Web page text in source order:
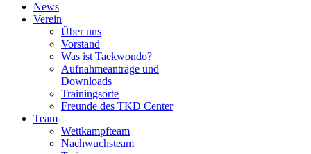
News
Verein
Über uns
Vorstand
Was ist Taekwondo?
Aufnahmeanträge und
Downloads
Trainingsorte
Freunde des TKD Center
Team
Wettkampfteam
Nachwuchsteam